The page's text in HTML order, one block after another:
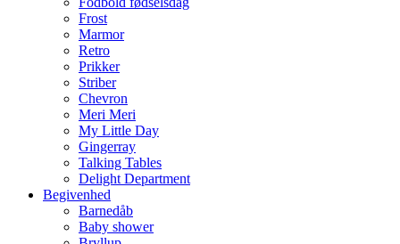
Frost
Marmor
Retro
Prikker
Striber
Chevron
Meri Meri
My Little Day
Gingerray
Talking Tables
Delight Department
Begivenhed
Barnedåb
Baby shower